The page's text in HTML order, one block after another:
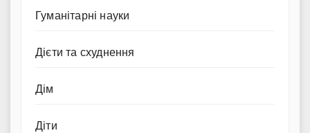
Гуманітарні науки
Дієти та схуднення
Дім
Діти